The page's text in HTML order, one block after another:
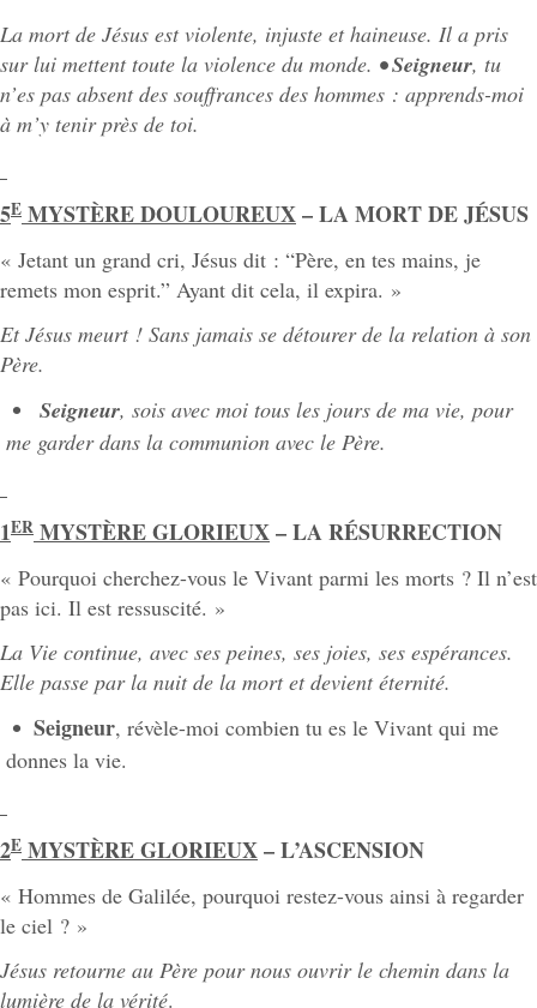
La mort de Jésus est violente, injuste et haineuse. Il a pris
sur lui mettent toute la violence du monde. •Seigneur, tu
n’es pas absent des souffrances des hommes : apprends-moi
à m’y tenir près de toi.
5E MYSTÈRE DOULOUREUX– LA MORT DE JÉSUS
« Jetant un grand cri, Jésus dit : “Père, en tes mains, je
remets mon esprit.” Ayant dit cela, il expira. »
Et Jésus meurt ! Sans jamais se détourer de la relation à son
Père.
Seigneur, sois avec moi tous les jours de ma vie, pour
me garder dans la communion avec le Père.
1ER MYSTÈRE GLORIEUX– LA RÉSURRECTION
« Pourquoi cherchez-vous le Vivant parmi les morts ? Il n’est
pas ici. Il est ressuscité. »
La Vie continue, avec ses peines, ses joies, ses espérances.
Elle passe par la nuit de la mort et devient éternité.
Seigneur, révèle-moi combien tu es le Vivant qui me
donnes la vie.
2E MYSTÈRE GLORIEUX– L’ASCENSION
« Hommes de Galilée, pourquoi restez-vous ainsi à regarder
le ciel ? »
Jésus retourne au Père pour nous ouvrir le chemin dans la
lumière de la vérité.